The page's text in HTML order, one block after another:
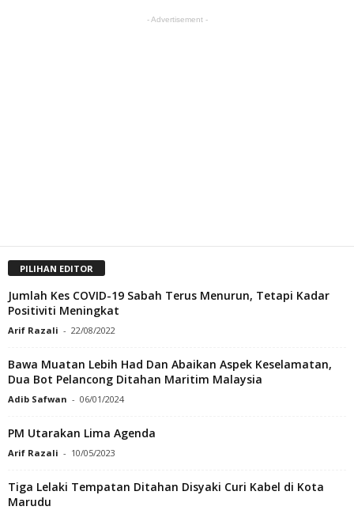
- Advertisement -
PILIHAN EDITOR
Jumlah Kes COVID-19 Sabah Terus Menurun, Tetapi Kadar
Positiviti Meningkat
Arif Razali - 22/08/2022
Bawa Muatan Lebih Had Dan Abaikan Aspek Keselamatan,
Dua Bot Pelancong Ditahan Maritim Malaysia
Adib Safwan - 06/01/2024
PM Utarakan Lima Agenda
Arif Razali - 10/05/2023
Tiga Lelaki Tempatan Ditahan Disyaki Curi Kabel di Kota
Marudu